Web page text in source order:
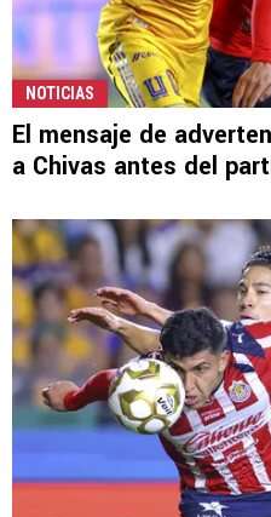
NOTICIAS
El mensaje de
a Chivas antes del